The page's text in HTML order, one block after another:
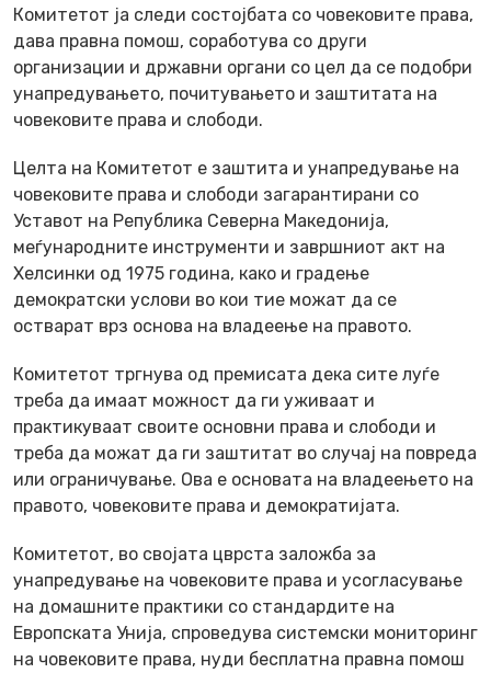
Комитетот ја следи состојбата со човековите права,
дава правна помош, соработува со други
организации и државни органи со цел да се подобри
унапредувањето, почитувањето и заштитата на
човековите права и слободи.
Целта на Комитетот е заштита и унапредување на
човековите права и слободи загарантирани со
Уставот на Република Северна Македонија,
меѓународните инструменти и завршниот акт на
Хелсинки од 1975 година, како и градење
демократски услови во кои тие можат да се
остварат врз основа на владеење на правото.
Комитетот тргнува од премисата дека сите луѓе
треба да имаат можност да ги уживаат и
практикуваат своите основни права и слободи и
треба да можат да ги заштитат во случај на повреда
или ограничување. Ова е основата на владеењето на
правото, човековите права и демократијата.
Комитетот, во својата цврста заложба за
унапредување на човековите права и усогласување
на домашните практики со стандардите на
Европската Унија, спроведува системски мониторинг
на човековите права, нуди бесплатна правна помош